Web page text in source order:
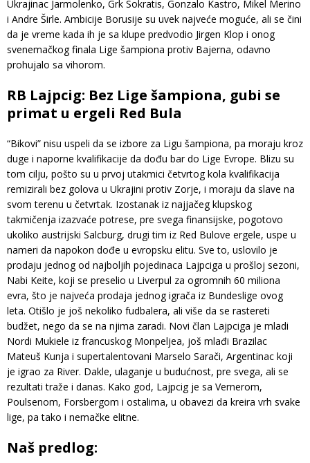
Ukrajinac Jarmolenko, Grk Sokratis, Gonzalo Kastro, Mikel Merino
i Andre Širle. Ambicije Borusije su uvek najveće moguće, ali se čini
da je vreme kada ih je sa klupe predvodio Jirgen Klop i onog
svenemačkog finala Lige šampiona protiv Bajerna, odavno
prohujalo sa vihorom.
RB Lajpcig: Bez Lige šampiona, gubi se
primat u ergeli Red Bula
“Bikovi” nisu uspeli da se izbore za Ligu šampiona, pa moraju kroz
duge i naporne kvalifikacije da dođu bar do Lige Evrope. Blizu su
tom cilju, pošto su u prvoj utakmici četvrtog kola kvalifikacija
remizirali bez golova u Ukrajini protiv Zorje, i moraju da slave na
svom terenu u četvrtak. Izostanak iz najjačeg klupskog
takmičenja izazvaće potrese, pre svega finansijske, pogotovo
ukoliko austrijski Salcburg, drugi tim iz Red Bulove ergele, uspe u
nameri da napokon dođe u evropsku elitu. Sve to, uslovilo je
prodaju jednog od najboljih pojedinaca Lajpciga u prošloj sezoni,
Nabi Keite, koji se preselio u Liverpul za ogromnih 60 miliona
evra, što je najveća prodaja jednog igrača iz Bundeslige ovog
leta. Otišlo je još nekoliko fudbalera, ali više da se rastereti
budžet, nego da se na njima zaradi. Novi član Lajpciga je mladi
Nordi Mukiele iz francuskog Monpeljea, još mlađi Brazilac
Mateuš Kunja i supertalentovani Marselo Sarači, Argentinac koji
je igrao za River. Dakle, ulaganje u budućnost, pre svega, ali se
rezultati traže i danas. Kako god, Lajpcig je sa Vernerom,
Poulsenom, Forsbergom i ostalima, u obavezi da kreira vrh svake
lige, pa tako i nemačke elitne.
Naš predlog: